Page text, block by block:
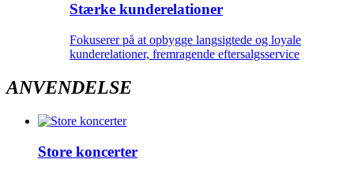
Stærke kunderelationer
Fokuserer på at opbygge langsigtede og loyale
kunderelationer, fremragende eftersalgsservice
ANVENDELSE
Store koncerter